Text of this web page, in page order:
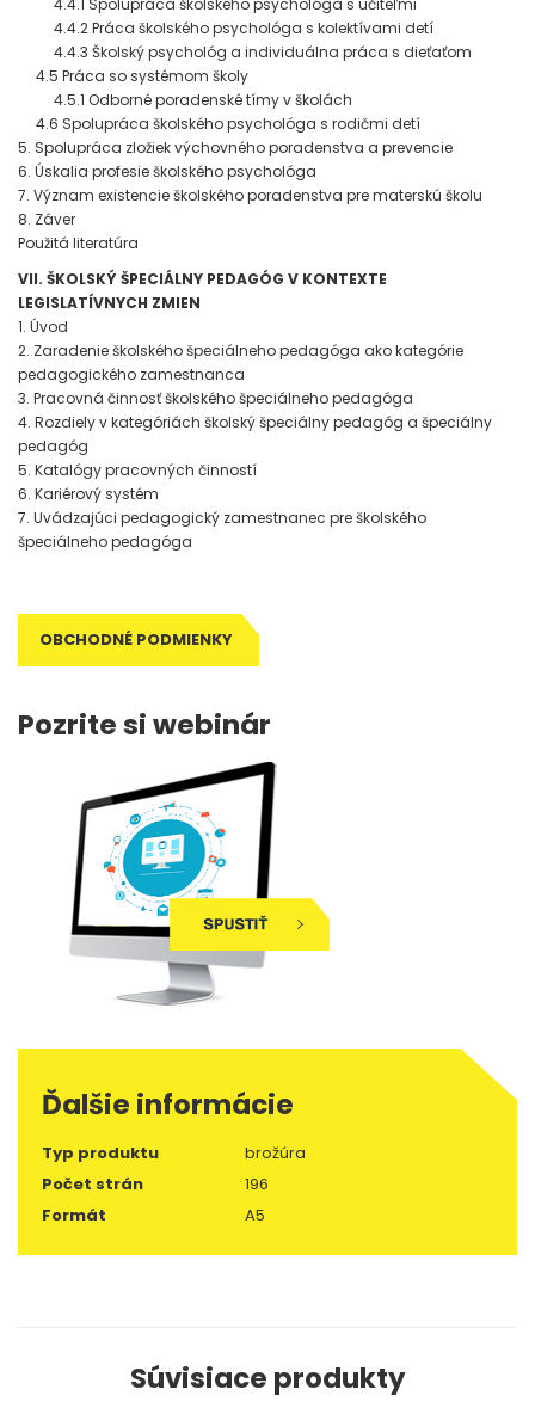
4.4.1 Spolupráca školského psychológa s učiteľmi
4.4.2 Práca školského psychológa s kolektívami detí
4.4.3 Školský psychológ a individuálna práca s dieťaťom
4.5 Práca so systémom školy
4.5.1 Odborné poradenské tímy v školách
4.6 Spolupráca školského psychológa s rodičmi detí
5. Spolupráca zložiek výchovného poradenstva a prevencie
6. Úskalia profesie školského psychológa
7. Význam existencie školského poradenstva pre materskú školu
8. Záver
Použitá literatúra
VII. ŠKOLSKÝ ŠPECIÁLNY PEDAGÓG V KONTEXTE
LEGISLATÍVNYCH ZMIEN
1. Úvod
2. Zaradenie školského špeciálneho pedagóga ako kategórie
pedagogického zamestnanca
3. Pracovná činnosť školského špeciálneho pedagóga
4. Rozdiely v kategóriách školský špeciálny pedagóg a špeciálny
pedagóg
5. Katalógy pracovných činností
6. Kariérový systém
7. Uvádzajúci pedagogický zamestnanec pre školského
špeciálneho pedagóga
OBCHODNÉ PODMIENKY
Pozrite si webinár
Ďalšie informácie
Typ produktu
brožúra
Počet strán
196
Formát
A5
Súvisiace produkty